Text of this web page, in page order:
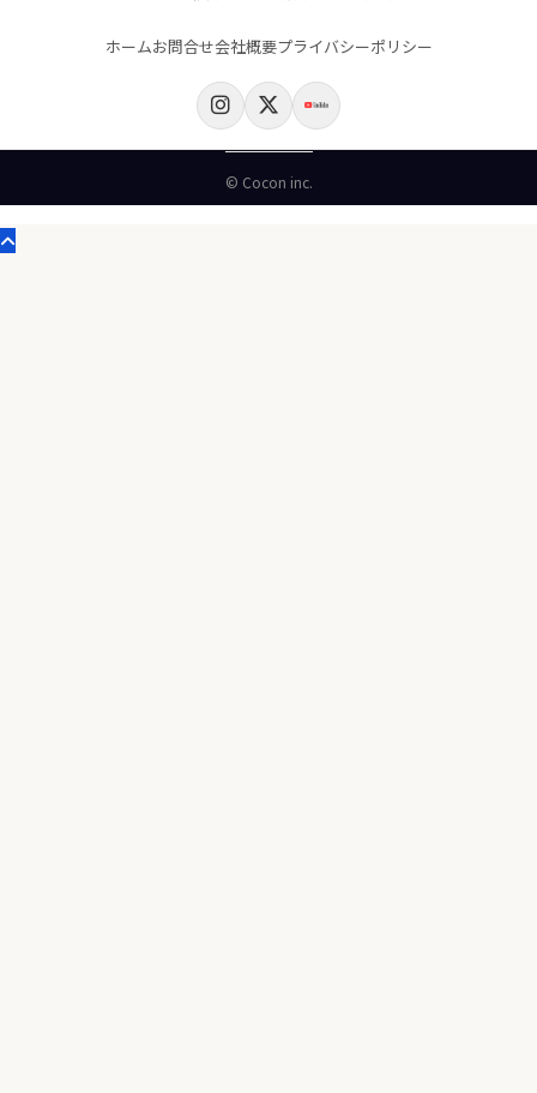
ホームお問合せ会社概要プライバシーポリシー
© Cocon inc.